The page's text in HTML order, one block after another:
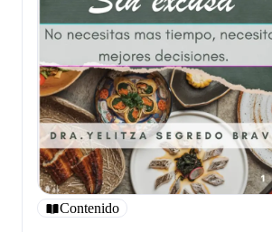
Contenido